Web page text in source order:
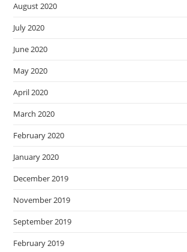
August 2020
July 2020
June 2020
May 2020
April 2020
March 2020
February 2020
January 2020
December 2019
November 2019
September 2019
February 2019